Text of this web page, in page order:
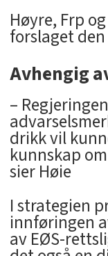
Høyre, Frp
forslaget
Avhengig
–
drikk vil
kunnskap
sier Høie
I strategien
innføringen
av EØS-